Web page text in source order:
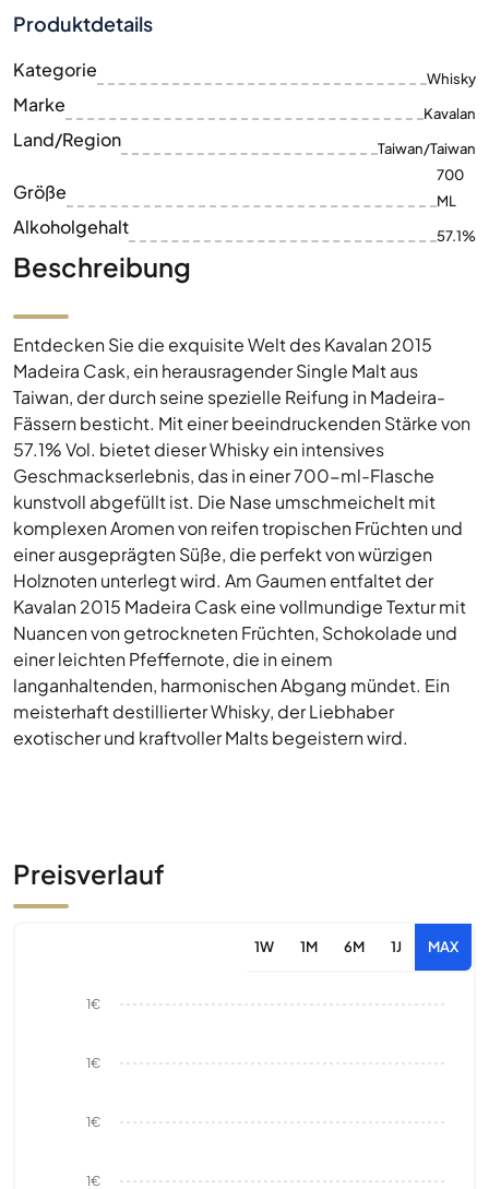
Produktdetails
Kategorie Whisky
Marke Kavalan
Land/Region Taiwan/Taiwan
Größe
700
ML
Alkoholgehalt 57.1%
Beschreibung
Entdecken Sie die exquisite Welt des Kavalan 2015
Madeira Cask, ein herausragender Single Malt aus
Taiwan, der durch seine spezielle Reifung in Madeira-
Fässern besticht. Mit einer beeindruckenden Stärke von
57.1% Vol. bietet dieser Whisky ein intensives
Geschmackserlebnis, das in einer 700-ml-Flasche
kunstvoll abgefüllt ist. Die Nase umschmeichelt mit
komplexen Aromen von reifen tropischen Früchten und
einer ausgeprägten Süße, die perfekt von würzigen
Holznoten unterlegt wird. Am Gaumen entfaltet der
Kavalan 2015 Madeira Cask eine vollmundige Textur mit
Nuancen von getrockneten Früchten, Schokolade und
einer leichten Pfeffernote, die in einem
langanhaltenden, harmonischen Abgang mündet. Ein
meisterhaft destillierter Whisky, der Liebhaber
exotischer und kraftvoller Malts begeistern wird.
Preisverlauf
1W 1M 6M 1J MAX
1€
1€
1€
1€